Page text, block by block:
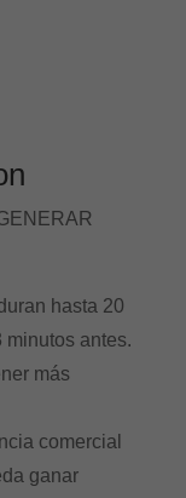
hasta 20
minutos antes.
más
comercial
ganar